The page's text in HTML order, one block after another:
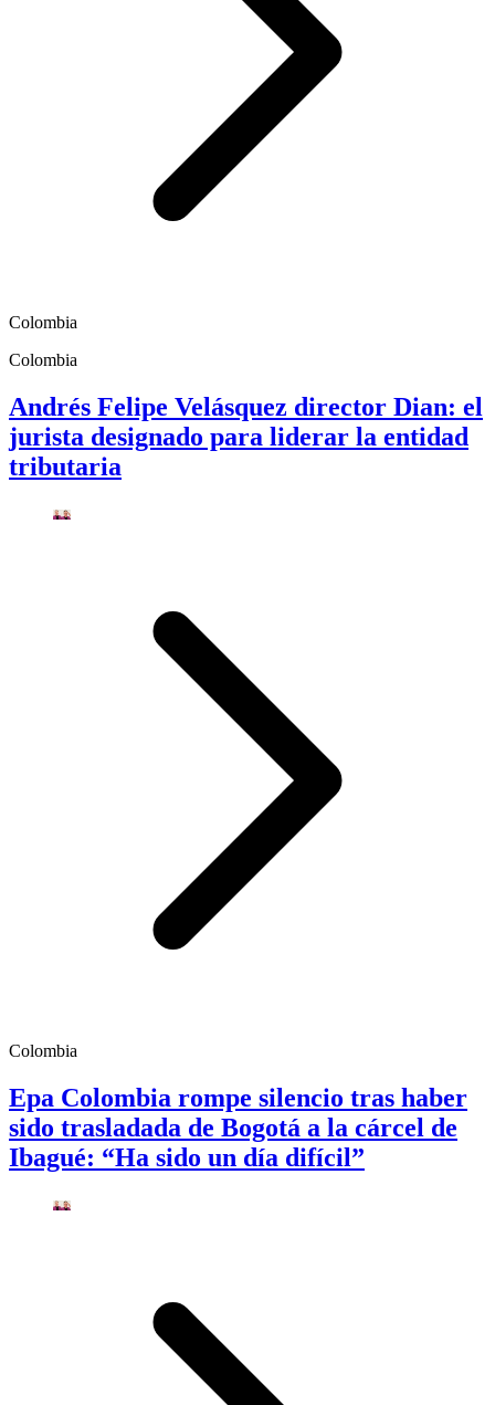
Colombia
Colombia
Andrés Felipe Velásquez director Dian: el
jurista designado para liderar la entidad
tributaria
Colombia
Epa Colombia rompe silencio tras haber
sido trasladada de Bogotá a la cárcel de
Ibagué: “Ha sido un día difícil”